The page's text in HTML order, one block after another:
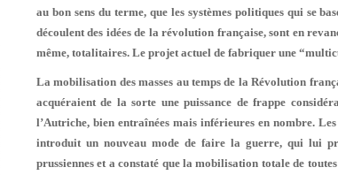
au bon sens du terme, que les systèmes politiques qui se
découlent des idées de la révolution française, sont en
même, totalitaires. Le projet actuel de fabriquer une
La mobilisation des masses au temps de la Révolution
acquéraient de la sorte une puissance de frappe
l’Autriche, bien entraînées mais inférieu­res en nombre.
introduit un nouveau mode de faire la guerre, qui lui
prussiennes et a constaté que la mobilisation totale de